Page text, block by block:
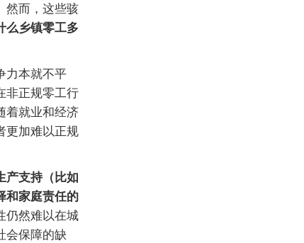
然而，这些骇
么乡镇零工多
力本就不平
非正规零工行
着就业和经济
更加难以正规
产支持（比如
和家庭责任的
仍然难以在城
会保障的缺